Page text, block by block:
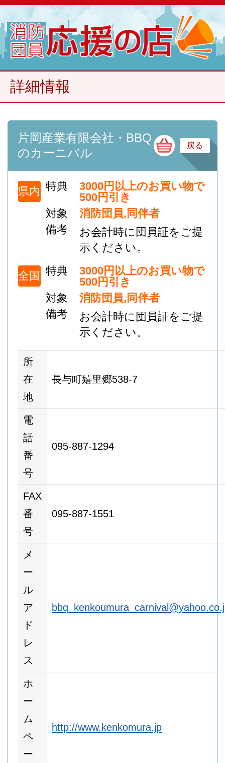
詳細情報
片岡産業有限会社・BBQ
のカーニバル
そ
戻る
県内 特典
3000円以上のお買い物で
500円引き
対象
消防団員,同伴者
備考
お会計時に団員証をご提
示ください。
全国 特典
3000円以上のお買い物で
500円引き
対象
消防団員,同伴者
備考
お会計時に団員証をご提
示ください。
所
在
地
長与町嬉里郷538-7
電
話
番
号
095-887-1294
FAX
番
号
095-887-1551
メ
ー
ル
ア
ド
レ
ス
ホ
ー
ム
ペ
ー
http://www.kenkomura.jp